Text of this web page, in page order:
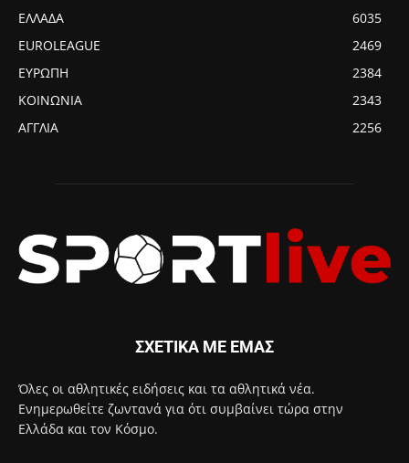
ΕΛΛΑΔΑ
6035
EUROLEAGUE
2469
ΕΥΡΩΠΗ
2384
ΚΟΙΝΩΝΙΑ
2343
ΑΓΓΛΙΑ
2256
ΣΧΕΤΙΚΑ ΜΕ ΕΜΑΣ
Όλες οι αθλητικές ειδήσεις και τα αθλητικά νέα.
Ενημερωθείτε ζωντανά για ότι συμβαίνει τώρα στην
Ελλάδα και τον Κόσμο.